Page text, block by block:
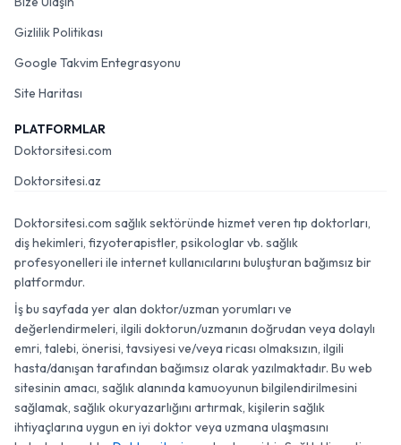
Gizlilik Politikası
Google Takvim Entegrasyonu
Site Haritası
PLATFORMLAR
Doktorsitesi.com
Doktorsitesi.az
Doktorsitesi.com sağlık sektöründe hizmet veren tıp doktorları,
diş hekimleri, fizyoterapistler, psikologlar vb. sağlık
profesyonelleri ile internet kullanıcılarını buluşturan bağımsız bir
platformdur.
İş bu sayfada yer alan doktor/uzman yorumları ve
değerlendirmeleri, ilgili doktorun/uzmanın doğrudan veya dolaylı
emri, talebi, önerisi, tavsiyesi ve/veya ricası olmaksızın, ilgili
hasta/danışan tarafından bağımsız olarak yazılmaktadır. Bu web
sitesinin amacı, sağlık alanında kamuoyunun bilgilendirilmesini
sağlamak, sağlık okuryazarlığını artırmak, kişilerin sağlık
ihtiyaçlarına uygun en iyi doktor veya uzmana ulaşmasını